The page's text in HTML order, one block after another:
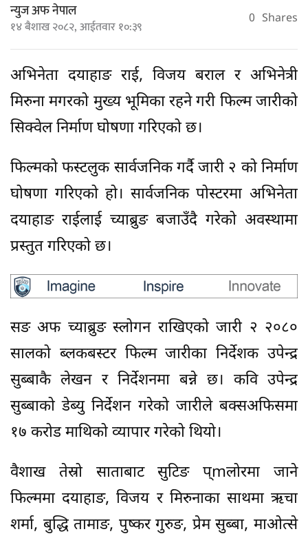
न्युज अफ नेपाल
१४ बैशाख २०८२, आईतवार १०:३९ 0 Shares
अभिनेता दयाहाङ राई, विजय बराल र अभिनेत्री
मिरुना मगरको मुख्य भूमिका रहने गरी फिल्म जारीको
सिक्वेल निर्माण घोषणा गरिएको छ।
फिल्मको फस्टलुक सार्वजनिक गर्दै जारी २ को निर्माण
घोषणा गरिएको हो। सार्वजनिक पोस्टरमा अभिनेता
दयाहाङ राईलाई च्याब्रुङ बजाउँदै गरेको अवस्थामा
प्रस्तुत गरिएको छ।
सङ अफ च्याब्रुङ स्लोगन राखिएको जारी २ २०८०
सालको ब्लकबस्टर फिल्म जारीका निर्देशक उपेन्द्र
सुब्बाकै लेखन र निर्देशनमा बन्ने छ। कवि उपेन्द्र
सुब्बाको डेब्यु निर्देशन गरेको जारीले बक्सअफिसमा
१७ करोड माथिको व्यापार गरेको थियो।
वैशाख तेस्रो साताबाट सुटिङ प्mलोरमा जाने
फिल्ममा दयाहाङ, विजय र मिरुनाका साथमा ऋचा
शर्मा, बुद्धि तामाङ, पुष्कर गुरुङ, प्रेम सुब्बा, माओत्से